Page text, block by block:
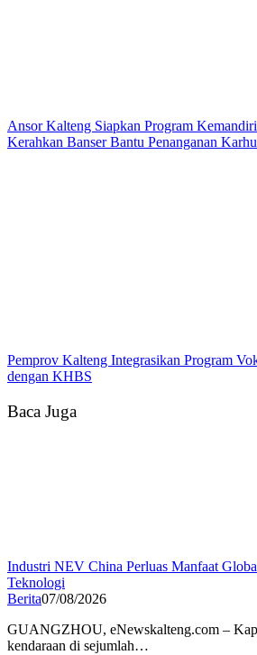
Ansor Kalteng Siapkan Program
Kerahkan Banser Bantu Penanganan
Pemprov Kalteng Integrasikan Program
dengan KHBS
Baca Juga
Industri NEV China Perluas Manfaat
Teknologi
Berita07/08/2026
GUANGZHOU, eNewskalteng.com –
kendaraan di sejumlah…